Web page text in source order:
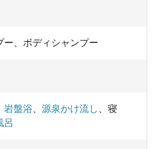
ー ボディシャンプー
岩盤浴 源泉かけ流し
寝
呂